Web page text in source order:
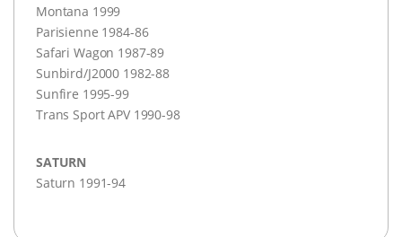
Montana 1999
Parisienne 1984-86
Safari Wagon 1987-89
Sunbird/J2000 1982-88
Sunfire 1995-99
Trans SportAPV1990-98
SATURN
Saturn 1991-94